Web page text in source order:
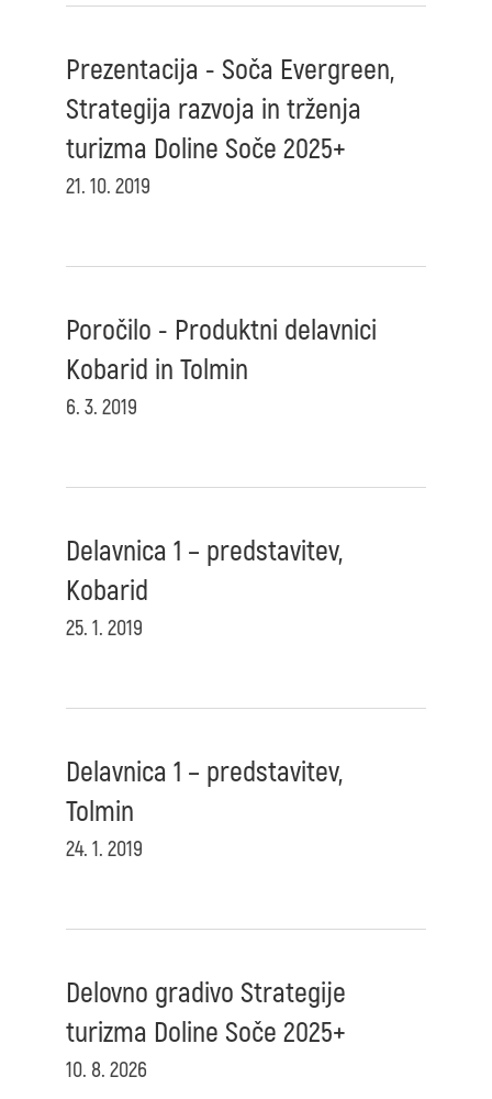
Prezentacija - Soča Evergreen,
Strategija razvoja in trženja
turizma Doline Soče 2025+
21. 10. 2019
Poročilo - Produktni delavnici
Kobarid in Tolmin
6. 3. 2019
Delavnica 1 – predstavitev,
Kobarid
25. 1. 2019
Delavnica 1 – predstavitev,
Tolmin
24. 1. 2019
Delovno gradivo Strategije
turizma Doline Soče 2025+
10. 8. 2026